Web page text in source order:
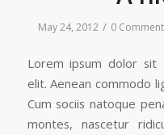
May 24, 2012 / 0
Lorem ipsum dolor sit
elit. Aenean commodo
Cum sociis natoque
montes, nascetur